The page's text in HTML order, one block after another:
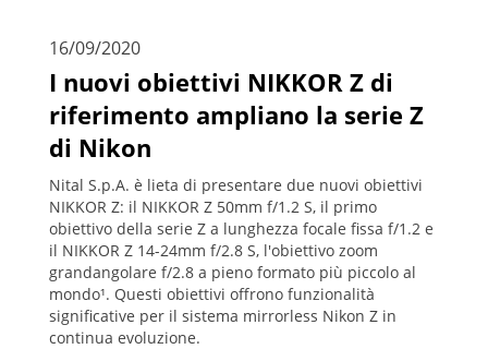
16/09/2020
I nuovi obiettivi NIKKOR Z di
riferimento ampliano la serie Z
di Nikon
Nital S.p.A. è lieta di presentare due nuovi obiettivi
NIKKOR Z: il NIKKOR Z 50mm f/1.2 S, il primo
obiettivo della serie Z a lunghezza focale fissa f/1.2 e
il NIKKOR Z 14-24mm f/2.8 S, l'obiettivo zoom
grandangolare f/2.8 a pieno formato più piccolo al
mondo¹. Questi obiettivi offrono funzionalità
significative per il sistema mirrorless Nikon Z in
continua evoluzione.